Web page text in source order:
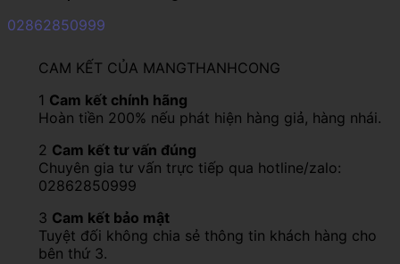
02862850999
CAM KẾT CỦA MANGTHANHCONG
1 Cam kết chính hãng
Hoàn tiền 200% nếu phát hiện hàng giả, hàng nhái.
2 Cam kết tư vấn đúng
Chuyên gia tư vấn trực tiếp qua hotline/zalo:
02862850999
3 Cam kết bảo mật
Tuyệt đối không chia sẻ thông tin khách hàng cho
bên thứ 3.